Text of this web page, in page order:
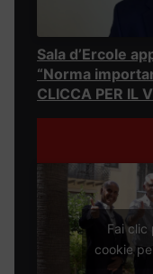
Sala d’Ercole
“Norma
CLICCA PER IL
Fai clic
cookie